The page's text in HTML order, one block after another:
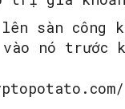
lên sàn
nó trước